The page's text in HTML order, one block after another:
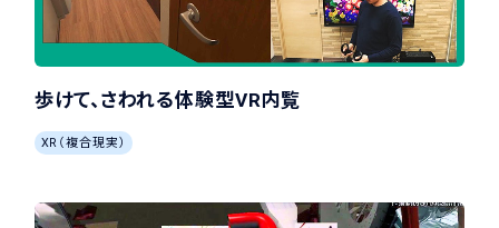
歩けて、さわれる体験型VR内覧
XR（複合現実）